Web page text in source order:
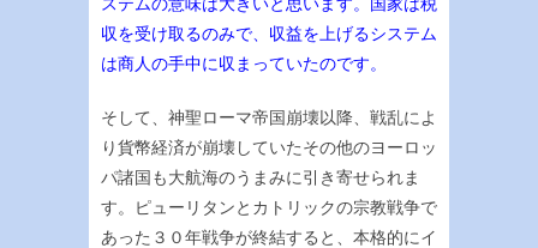
収を受け取るのみで、収益を上げるシステム
は商人の手中に収まっていたのです。
そして、神聖ローマ帝国崩壊以降、戦乱によ
り貨幣経済が崩壊していたその他のヨーロッ
パ諸国も大航海のうまみに引き寄せられま
す。ピューリタンとカトリックの宗教戦争で
あった３０年戦争が終結すると、本格的にイ